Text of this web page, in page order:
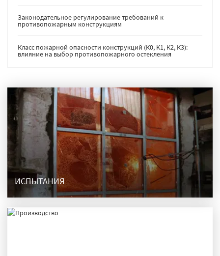
Законодательное регулирование требований к
противопожарным конструкциям
Класс пожарной опасности конструкций (К0, К1, К2, К3):
влияние на выбор противопожарного остекления
ИСПЫТАНИЯ